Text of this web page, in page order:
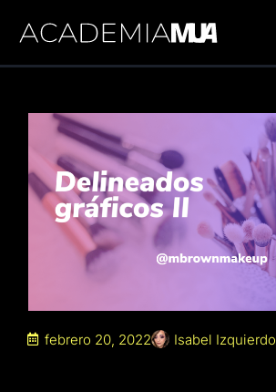
febrero 20, 2022 Isabel Izquierdo